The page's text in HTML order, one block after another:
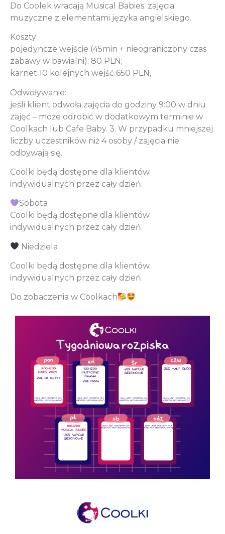
Do Coolek wracają Musical Babies: zajęcia
muzyczne z elementami języka angielskiego.
Koszty:
pojedyncze wejście (45min + nieograniczony czas
zabawy w bawialni): 80 PLN;
karnet 10 kolejnych wejść 650 PLN,
Odwoływanie:
jeśli klient odwoła zajęcia do godziny 9:00 w dniu
zajęć – może odrobić w dodatkowym terminie w
Coolkach lub Cafe Baby. 3. W przypadku mniejszej
liczby uczestników niż 4 osoby / zajęcia nie
odbywają się.
Coolki będą dostępne dla klientów
indywidualnych przez cały dzień.
Sobota
Coolki będą dostępne dla klientów
indywidualnych przez cały dzień.
Niedziela
Coolki będą dostępne dla klientów
indywidualnych przez cały dzień.
Do zobaczenia w Coolkach